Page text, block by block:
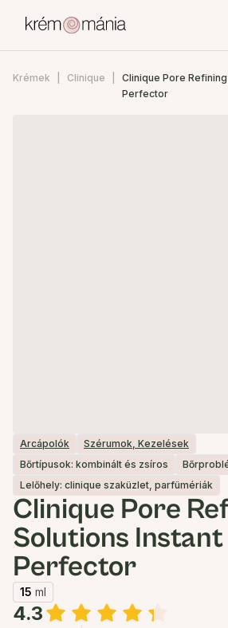
Krémek Clinique
Clinique Pore
Perfector
Arcápolók
Szérumok, Kezelések
Bőrtípusok: kombinált és zsíros
Lelőhely: clinique szaküzlet, parfümériák
Clinique Pore
Solutions Instant
Perfector
15 ml
4.3